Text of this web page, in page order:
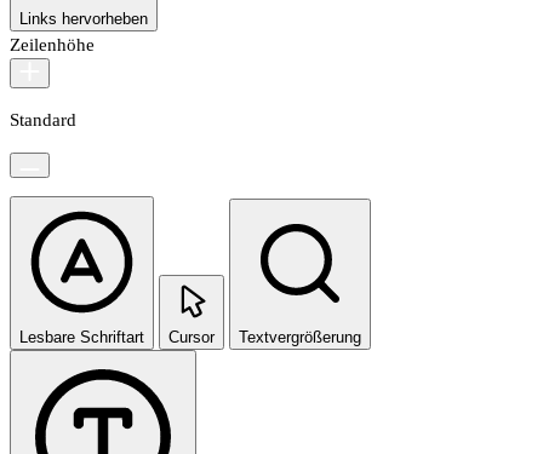
Links hervorheben
Zeilenhöhe
Standard
Lesbare Schriftart Cursor Textvergrößerung